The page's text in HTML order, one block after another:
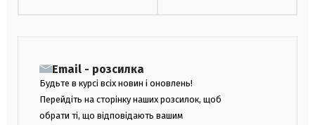
Email - розсилка
Будьте в курсі всіх новин і оновлень!
Перейдіть на сторінку наших розсилок, щоб
обрати ті, що відповідають вашим